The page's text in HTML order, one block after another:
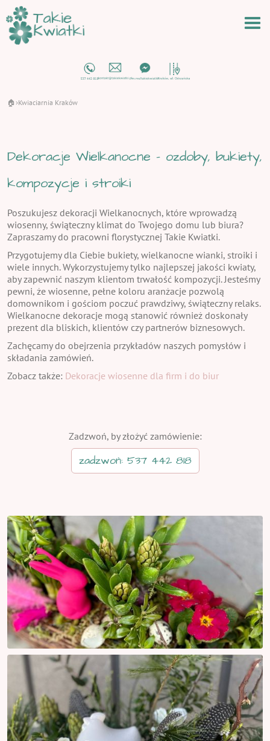
🏠 ›Kwiaciarnia Kraków
Dekoracje Wielkanocne - ozdoby, bukiety,
kompozycje i stroiki
Poszukujesz dekoracji Wielkanocnych, które wprowadzą
wiosenny, świąteczny klimat do Twojego domu lub biura?
Zapraszamy do pracowni florystycznej Takie Kwiatki.
Przygotujemy dla Ciebie bukiety, wielkanocne wianki, stroiki i
wiele innych. Wykorzystujemy tylko najlepszej jakości kwiaty,
aby zapewnić naszym klientom trwałość kompozycji. Jesteśmy
pewni, że wiosenne, pełne koloru aranżacje pozwolą
domownikom i gościom poczuć prawdziwy, świąteczny relaks.
Wielkanocne dekoracje mogą stanowić również doskonały
prezent dla bliskich, klientów czy partnerów biznesowych.
Zachęcamy do obejrzenia przykładów naszych pomysłów i
składania zamówień.
Zobacz także: Dekoracje wiosenne dla firm i do biur
Zadzwoń, by złożyć zamówienie:
zadzwoń: 537 442 818